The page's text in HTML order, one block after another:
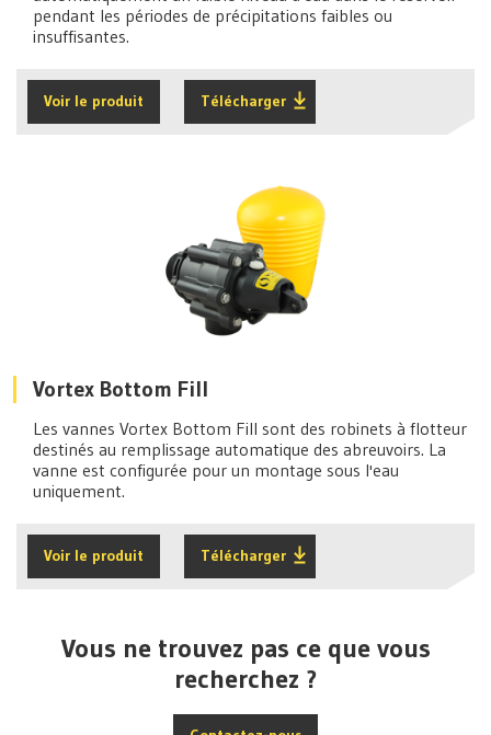
pendant les périodes de précipitations faibles ou
insuffisantes.
Voir le produit Télécharger
Vortex Bottom Fill
Les vannes Vortex Bottom Fill sont des robinets à flotteur
destinés au remplissage automatique des abreuvoirs. La
vanne est configurée pour un montage sous l'eau
uniquement.
Voir le produit Télécharger
Vous ne trouvez pas ce que vous
recherchez ?